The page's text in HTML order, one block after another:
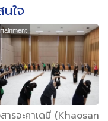
ใจ
ารอะคาเดมี่ (Khaosan